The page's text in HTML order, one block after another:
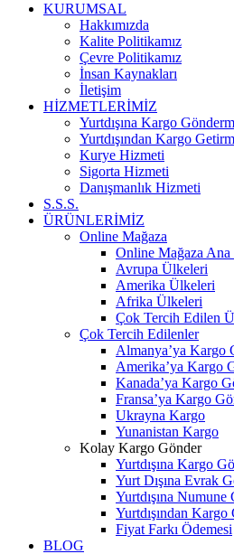
KURUMSAL
Hakkımızda
Kalite Politikamız
Çevre Politikamız
İnsan Kaynakları
İletişim
HİZMETLERİMİZ
Yurtdışına Kargo
Yurtdışından Kargo
Kurye Hizmeti
Sigorta Hizmeti
Danışmanlık Hizmeti
S.S.S.
ÜRÜNLERİMİZ
Online Mağaza
Online Mağaza Ana
Avrupa Ülkeleri
Amerika Ülkeleri
Afrika Ülkeleri
Çok Tercih Edilen
Çok Tercih Edilenler
Almanya’ya Kargo
Amerika’ya Kargo
Kanada’ya Kargo
Fransa’ya Kargo
Ukrayna Kargo
Yunanistan Kargo
Kolay Kargo Gönder
Yurtdışına Kargo
Yurt Dışına Evrak
Yurtdışına Numune
Yurtdışından Kargo
Fiyat Farkı Ödemesi
BLOG